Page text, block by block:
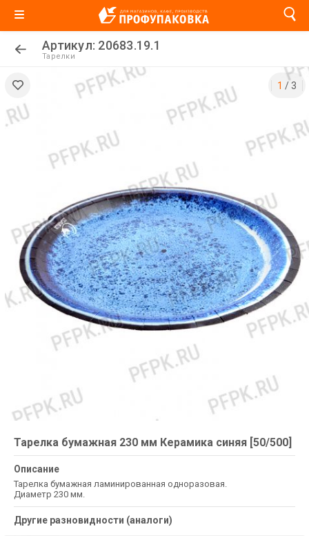
Артикул: 20683.19.1
Тарелки
1 / 3
Тарелка бумажная 230 мм Керамика синяя [50/500]
Описание
Тарелка бумажная ламинированная одноразовая.
Диаметр 230 мм.
Другие разновидности (аналоги)